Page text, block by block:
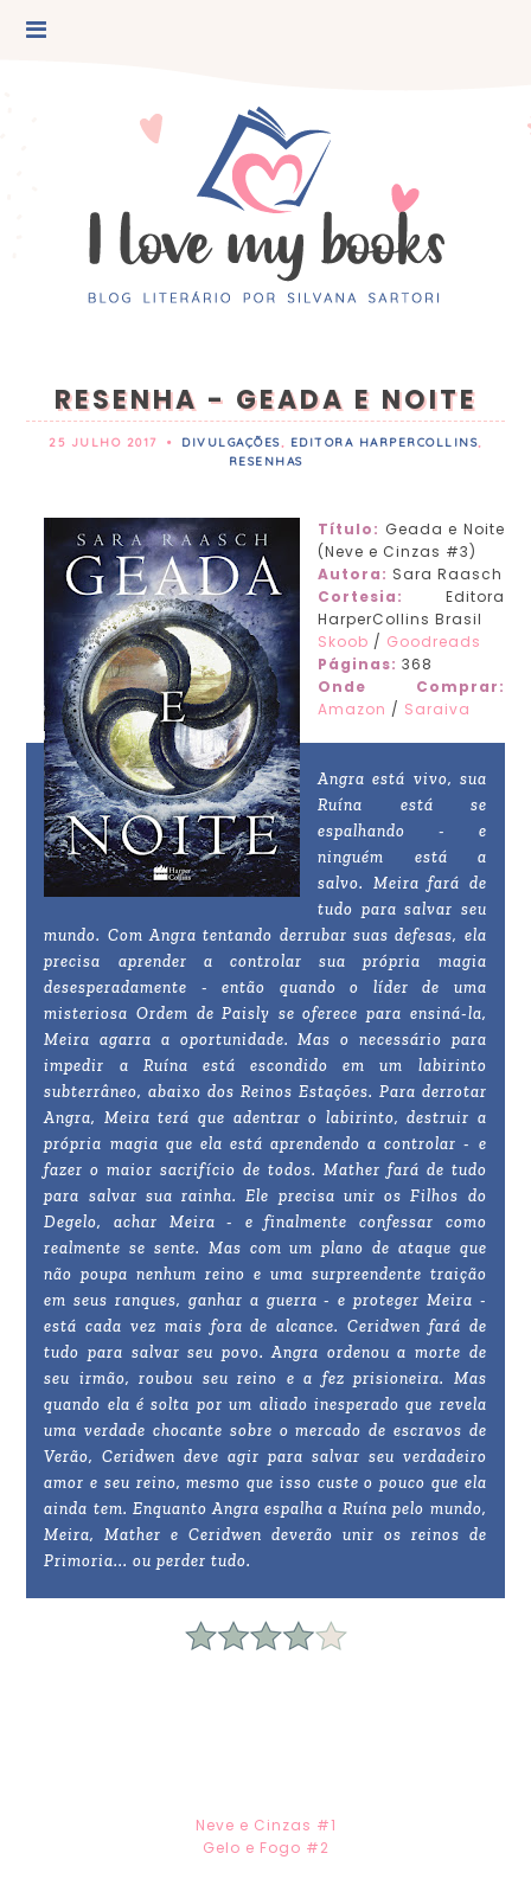
RESENHA - GEADA E NOITE
25 JULHO 2017 • DIVULGAÇÕES, EDITORA HARPERCOLLINS,
RESENHAS
Título: Geada e Noite
(Neve e Cinzas #3)
Autora: Sara Raasch
Cortesia:
Editora
HarperCollins Brasil
Skoob / Goodreads
Páginas: 368
Onde Comprar:
Amazon / Saraiva
Angra está vivo, sua
Ruína está se
espalhando - e
ninguém está a
salvo. Meira fará de
tudo para salvar seu
mundo. Com Angra tentando derrubar suas defesas, ela
precisa aprender a controlar sua própria magia
desesperadamente - então quando o líder de uma
misteriosa Ordem de Paisly se oferece para ensiná-la,
Meira agarra a oportunidade. Mas o necessário para
impedir a Ruína está escondido em um labirinto
subterrâneo, abaixo dos Reinos Estações. Para derrotar
Angra, Meira terá que adentrar o labirinto, destruir a
própria magia que ela está aprendendo a controlar - e
fazer o maior sacrifício de todos. Mather fará de tudo
para salvar sua rainha. Ele precisa unir os Filhos do
Degelo, achar Meira - e finalmente confessar como
realmente se sente. Mas com um plano de ataque que
não poupa nenhum reino e uma surpreendente traição
em seus ranques, ganhar a guerra - e proteger Meira -
está cada vez mais fora de alcance. Ceridwen fará de
tudo para salvar seu povo. Angra ordenou a morte de
seu irmão, roubou seu reino e a fez prisioneira. Mas
quando ela é solta por um aliado inesperado que revela
uma verdade chocante sobre o mercado de escravos de
Verão, Ceridwen deve agir para salvar seu verdadeiro
amor e seu reino, mesmo que isso custe o pouco que ela
ainda tem. Enquanto Angra espalha a Ruína pelo mundo,
Meira, Mather e Ceridwen deverão unir os reinos de
Primoria... ou perder tudo.
Neve e Cinzas #1
Gelo e Fogo #2